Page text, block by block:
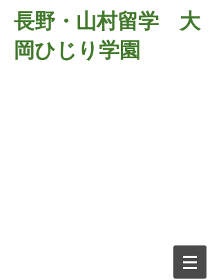
長野・山村留学 大
岡ひじり学園